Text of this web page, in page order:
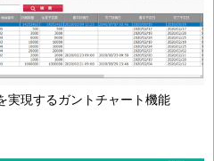
実現するガントチャート機能